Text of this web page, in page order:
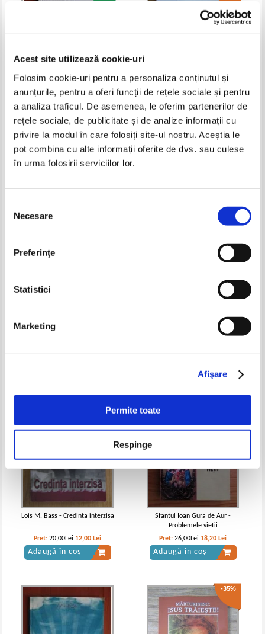
Acest site utilizează cookie-uri
Folosim cookie-uri pentru a personaliza conținutul și
anunțurile, pentru a oferi funcții de rețele sociale și pentru
a analiza traficul. De asemenea, le oferim partenerilor de
rețele sociale, de publicitate și de analize informații cu
privire la modul în care folosiți site-ul nostru. Aceștia le
pot combina cu alte informații oferite de dvs. sau culese
în urma folosirii serviciilor lor.
consimțământului
Necesare
Preferinţe
Statistici
Marketing
Afişare
Permite toate
Respinge
Carte de rugaciuni pentru copii
Pret:10,00 Lei
Adaugă în coș
Danion Vasile - Evanghelia
Pret:24,00Lei 16,80 Lei
Adaugă în coș
-30%
duhovnicesti ale parintelui
Adaugă în coș
-60%
Isus. Calea, adevarul si viata
Adaugă în coș
Lois M. Bass - Credinta interzisa
Pret:20,00Lei 12,00 Lei
Adaugă în coș
Sfantul Ioan Gura de Aur -
Problemele vietii
Pret:26,00Lei 18,20 Lei
Adaugă în coș
-35%